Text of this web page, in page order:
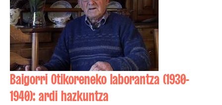
Baigorri Otikoreneko laborantza (1930-
1940): ardi hazkuntza